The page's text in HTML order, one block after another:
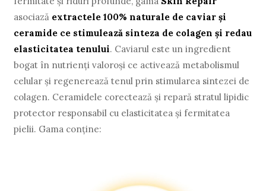
asociază extractele 100% naturale de caviar şi
ceramide ce stimulează sinteza de colagen şi redau
elasticitatea tenului. Caviarul este un ingredient
bogat în nutrienţi valoroşi ce activează metabolismul
celular şi regenerează tenul prin stimularea sintezei de
colagen. Ceramidele corectează şi repară stratul lipidic
protector responsabil cu elasticitatea şi fermitatea
pielii. Gama conţine: